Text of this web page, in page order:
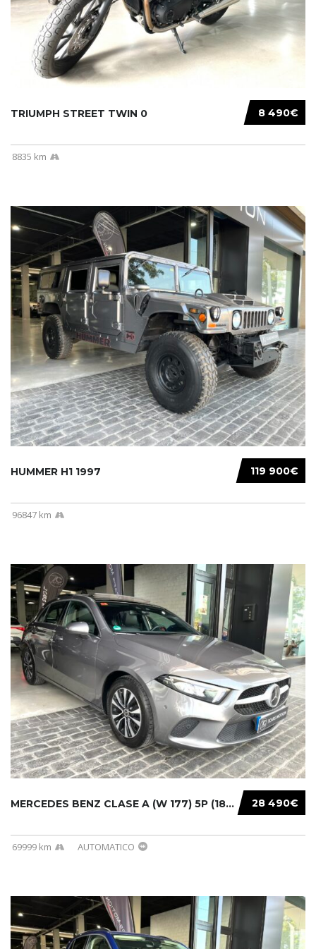
8 490€
TRIUMPH STREET TWIN 0
8835 km
119 900€
HUMMER H1 1997
96847 km
28 490€
MERCEDES BENZ CLASE A (W 177) 5P (18-) 2020....
69999 km AUTOMATICO